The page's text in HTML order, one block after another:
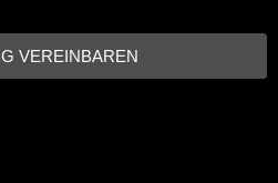
VEREINBAREN